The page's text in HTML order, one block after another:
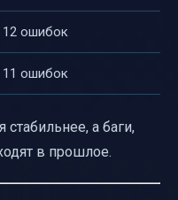
12 ошибок
11 ошибок
стабильнее, а баги,
в прошлое.